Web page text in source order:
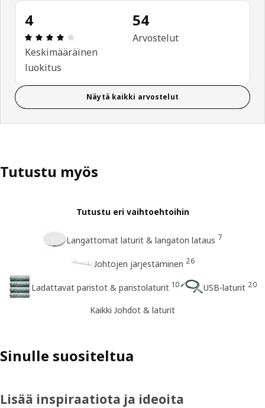
4
: 4 / 5 tähteä. Arvostelut yhteensä: 54
Keskimääräinen
luokitus
54
Arvostelut
Näytä kaikki arvostelut
Tutustu myös
Tutustu eri vaihtoehtoihin
Langattomat laturit & langaton lataus 7
Johtojen järjestäminen 26
Ladattavat paristot & paristolaturit 10 USB-laturit 20
Kaikki Johdot & laturit
Sinulle suositeltua
Lisää inspiraatiota ja ideoita